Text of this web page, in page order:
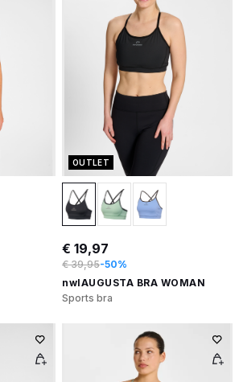
OUTLET
€ 19,97
€ 39,95-50%
nwlAUGUSTA BRA WOMAN
Sports bra